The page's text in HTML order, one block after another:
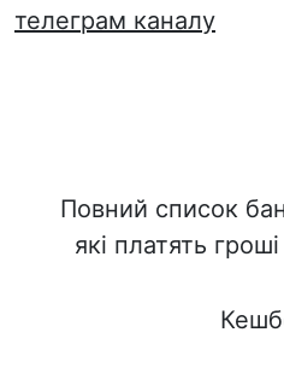
телеграм каналу
Повний список
які платять